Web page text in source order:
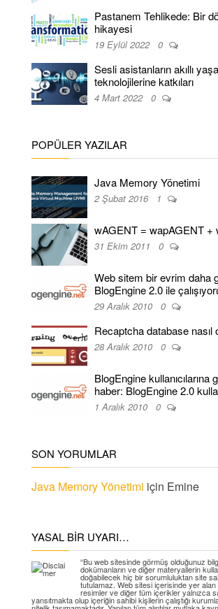
Pastanem Tehlikede: Bir
hikayesi
19 Eylül 2022 0
Sesli asistanların akıllı
teknolojilerine katkıları
4 Mart 2022 0
POPÜLER YAZILAR
Java Memory Yönetimi
2 Şubat 2016 1
wAGENT = wapAGENT +
31 Ekim 2011 0
Web sitem bir evrim daha
BlogEngine 2.0 ile
29 Aralık 2010 0
Recaptcha database nasıl
28 Aralık 2010 0
BlogEngine kullanıcılarına
haber: BlogEngine 2.0
1 Aralık 2010 0
SON YORUMLAR
Java Memory Yönetimi için Emine
YASAL BIR UYARI…
“Bu web sitesinde görmüş olduğunuz
dokümanların ve diğer materyallerin
doğabilecek hiç bir sorumluluktan site
tutulamaz. Web sitesi içerisinde yer alan
resimler ve diğer tüm içerikler yalnızca
yansıtmakta olup içeriğin sahibi kişilerin çalıştığı